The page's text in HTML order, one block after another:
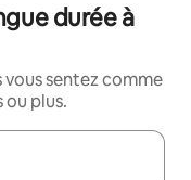
durée à
sentez comme
ou plus.
les flèches vers le